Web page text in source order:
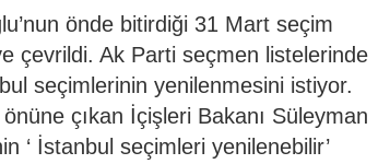
önde bitirdiği 31 Mart seçim
çevrildi. Ak Parti seçmen listelerinde
seçimlerinin yenilenmesini istiyor.
çıkan İçişleri Bakanı Süleyman
‘ İstanbul seçimleri yenilenebilir’